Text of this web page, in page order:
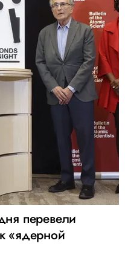
перевели
«ядерной